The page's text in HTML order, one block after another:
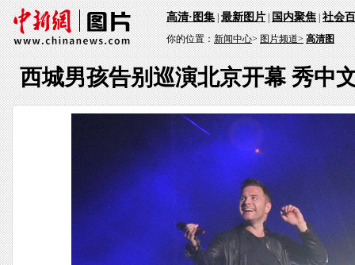
高清·图集|最新图片|国内聚焦|社会
你的位置：新闻中心>图片频道> 高清图
西城男孩告别巡演北京开幕 秀中